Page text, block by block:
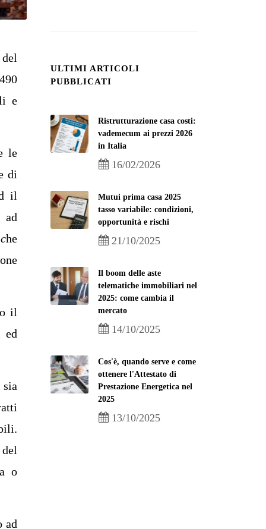
e
le
di
il
ad
he
il
ed
sia
o
ad
ULTIMI ARTICOLI
PUBBLICATI
Ristrutturazione casa costi:
vademecum ai prezzi 2026
in Italia
16/02/2026
Mutui prima casa 2025
tasso variabile: condizioni,
opportunità e rischi
21/10/2025
Il boom delle aste
telematiche immobiliari nel
2025: come cambia il
mercato
14/10/2025
Cos'è, quando serve e come
ottenere l'Attestato di
Prestazione Energetica nel
2025
13/10/2025